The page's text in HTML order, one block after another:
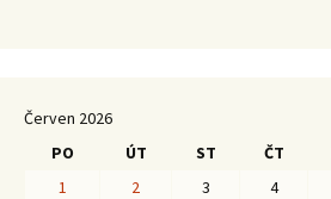
Červen 2026
PO
ÚT ST ČT
1
2 3 4